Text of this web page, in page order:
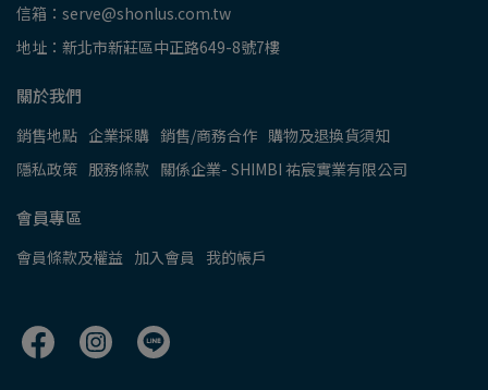
信箱：serve@shonlus.com.tw
地址：新北市新莊區中正路649-8號7樓
關於我們
銷售地點 企業採購 銷售/商務合作 購物及退換貨須知
隱私政策 服務條款 關係企業- SHIMBI 祐宸實業有限公司
會員專區
會員條款及權益 加入會員 我的帳戶